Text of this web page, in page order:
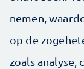
nemen,
op de
zoals analyse,